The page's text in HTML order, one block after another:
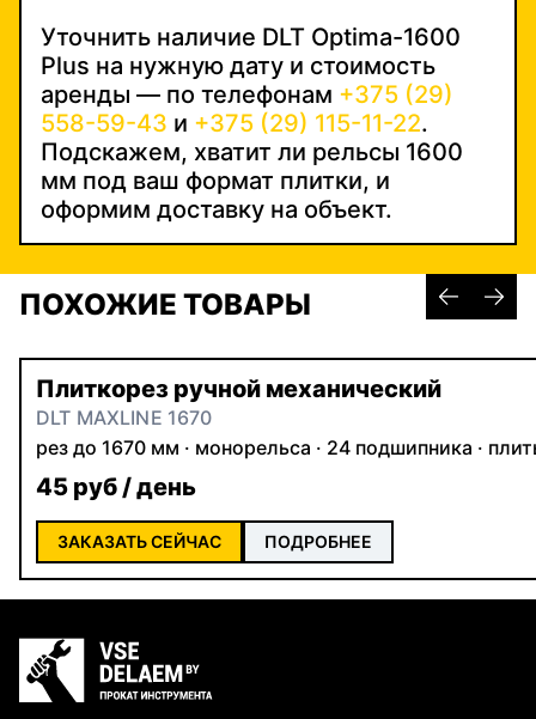
Уточнить наличие DLT Optima-1600
Plus на нужную дату и стоимость
аренды — по телефонам +375 (29)
558-59-43 и +375 (29) 115-11-22.
Подскажем, хватит ли рельсы 1600
мм под ваш формат плитки, и
оформим доставку на объект.
ПОХОЖИЕ ТОВАРЫ
Плиткорез ручной механический
DLT MAXLINE 1670
рез до 1670 мм · монорельса · 24 подшипника ·
45 руб / день
ЗАКАЗАТЬ СЕЙЧАС ПОДРОБНЕЕ